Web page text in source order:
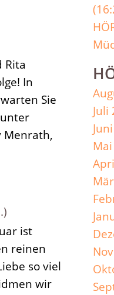
Rita
In
Sie
Menrath,
ist
reinen
so viel
wir
Juli